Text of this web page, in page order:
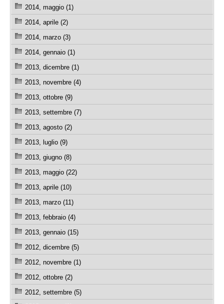
2014, maggio (1)
2014, aprile (2)
2014, marzo (3)
2014, gennaio (1)
2013, dicembre (1)
2013, novembre (4)
2013, ottobre (9)
2013, settembre (7)
2013, agosto (2)
2013, luglio (9)
2013, giugno (8)
2013, maggio (22)
2013, aprile (10)
2013, marzo (11)
2013, febbraio (4)
2013, gennaio (15)
2012, dicembre (5)
2012, novembre (1)
2012, ottobre (2)
2012, settembre (5)